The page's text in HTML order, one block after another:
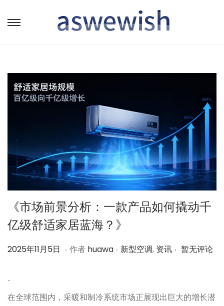
转
航
跳
容
《市场前景分析：一款产品如何撬动千
亿级舒适家居蓝海？》
作
2025年11月5日 2. 作者 huawa . 作
新型空调, 资讯 . 暂无评论
..
在全球范围内，采暖和制冷系统市场正展现出巨大的增长潜